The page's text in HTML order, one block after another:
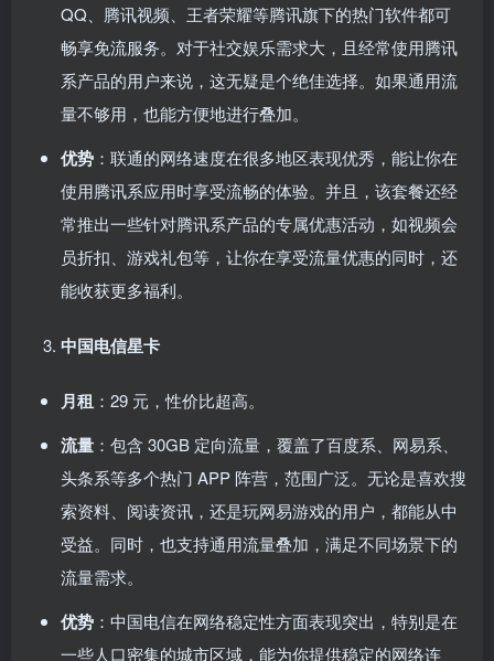
QQ、腾讯视频、王者荣耀等腾讯旗下的热门软件都可
畅享免流服务。对于社交娱乐需求大，且经常使用腾讯
系产品的用户来说，这无疑是个绝佳选择。如果通用流
量不够用，也能方便地进行叠加。
优势 ：联通的网络速度在很多地区表现优秀，能让你在
使用腾讯系应用时享受流畅的体验。并且，该套餐还经
常推出一些针对腾讯系产品的专属优惠活动，如视频会
员折扣、游戏礼包等，让你在享受流量优惠的同时，还
能收获更多福利。
中国电信星卡
月租 ：29 元，性价比超高。
流量 ：包含 30GB 定向流量，覆盖了百度系、网易系、
头条系等多个热门 APP 阵营，范围广泛。无论是喜欢搜
索资料、阅读资讯，还是玩网易游戏的用户，都能从中
受益。同时，也支持通用流量叠加，满足不同场景下的
流量需求。
优势 ：中国电信在网络稳定性方面表现突出，特别是在
一些人口密集的城市区域，能为你提供稳定的网络连